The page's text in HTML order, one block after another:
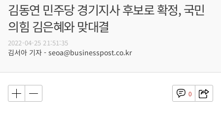
김동연 민주당 경기지사 후보로 확정, 국민
의힘 김은혜와 맞대결
2022-04-25 21:51:35
김서아 기자 - seoa@businesspost.co.kr
0